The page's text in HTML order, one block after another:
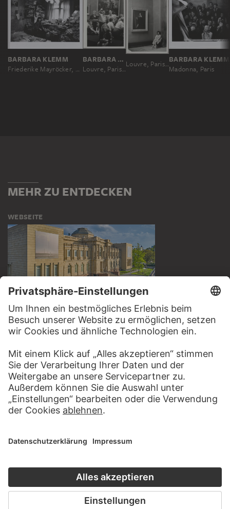
BARBARA KLEMM
Friederike Mayröcker, Wien
BARBARA KLEMM
Louvre, Paris, Frankreich
Louvre, Paris, Frankreich
BARBARA KLEMM
Madonna, Paris
MEHR ZU ENTDECKEN
WEBSEITE
BESUCHEN SIE DAS
STÄDEL MUSEUM
ZUR WEBSEITE
diesem Werk?
SCHREIBEN SIE UNS